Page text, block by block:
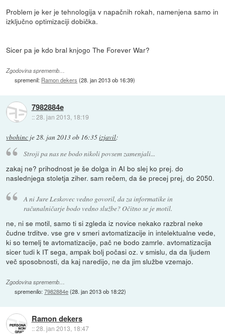
Problem je ker je tehnologija v napačnih rokah, namenjena samo in
izključno optimizaciji dobička.
Sicer pa je kdo bral knjogo The Forever War?
Zgodovina sprememb…
spremenil: Ramon dekers (28. jan 2013 ob 16:39)
7982884e
::28. jan 2013, 18:19
vbohinc je28. jan 2013 ob 16:35izjavil:
Stroji pa nas ne bodo nikoli povsem zamenjali...
zakaj ne? prihodnost je še dolga in AI bo slej ko prej. do
naslednjega stoletja ziher. sam rečem, da še precej prej, do 2050.
A ni Jure Leskovec vedno govoril, da za informatike in
računalničarje bodo vedno službe? Očitno se je motil.
ne, ni se motil, samo ti si zgleda iz novice nekako razbral neke
čudne trditve. vse gre v smeri avtomatizacije in intelektualne vede,
ki so temelj te avtomatizacije, pač ne bodo zamrle. avtomatizacija
sicer tudi k IT sega, ampak bolj počasi oz. v smislu, da da ljudem
več sposobnosti, da kaj naredijo, ne da jim službe vzemajo.
Zgodovina sprememb…
spremenilo:7982884e(28. jan 2013 ob 18:22)
Ramon dekers
::28. jan 2013, 18:47